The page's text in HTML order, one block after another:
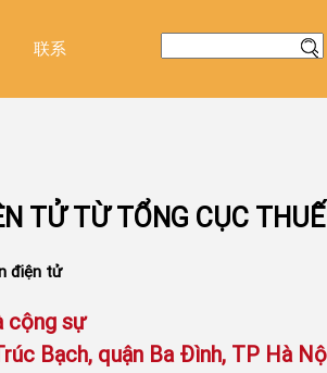
联系
TỬ TỪ TỔNG CỤC THUẾ
điện tử
cộng sự
Bạch, quận Ba Đình, TP Hà